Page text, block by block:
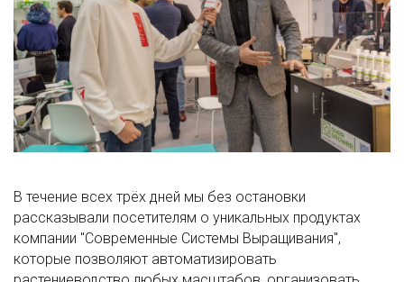
В течение всех трёх дней мы без остановки
рассказывали посетителям о уникальных продуктах
компании "Современные Системы Выращивания",
которые позволяют автоматизировать